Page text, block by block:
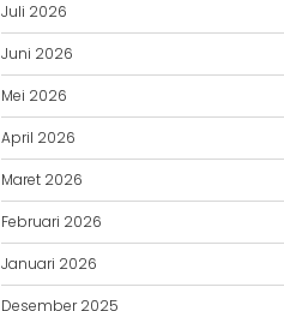
Juli 2026
Juni 2026
Mei 2026
April 2026
Maret 2026
Februari 2026
Januari 2026
Desember 2025